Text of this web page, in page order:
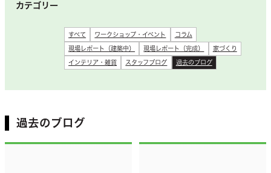
カテゴリー
すべて ワークショップ・イベント コラム
現場レポート（建築中） 現場レポート（完成） 家づくり
インテリア・雑貨 スタッフブログ 過去のブログ
過去のブログ